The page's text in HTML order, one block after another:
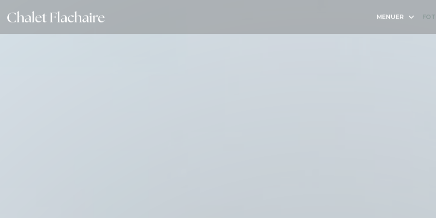
MENUER